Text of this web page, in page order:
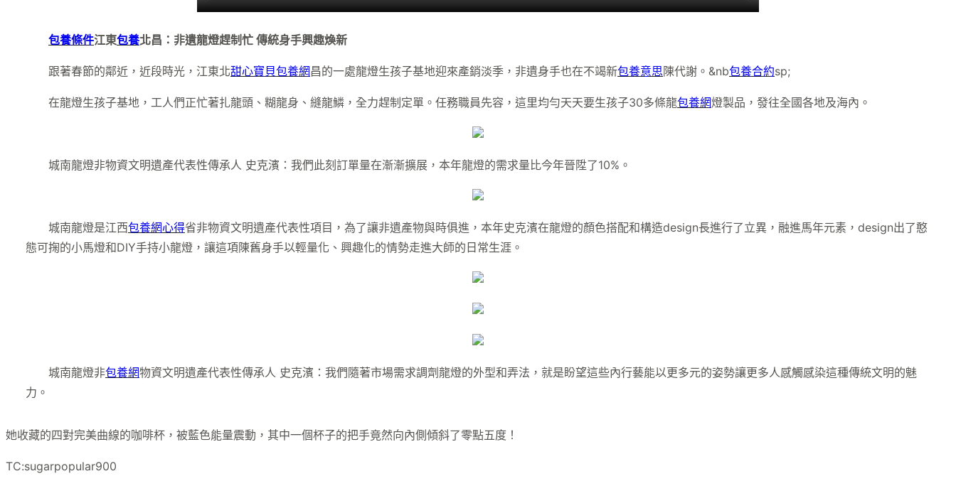
包養條件江東包養北昌：非遺龍燈趕制忙 傳統身手興趣煥新
跟著春節的鄰近，近段時光，江東北甜心寶貝包養網昌的一處龍燈生孩子基地迎來產銷淡季，非遺身手也在不竭新包養意思陳代謝。&nb包養合約sp;
在龍燈生孩子基地，工人們正忙著扎龍頭、糊龍身、縫龍鱗，全力趕制定單。任務職員先容，這里均勻天天要生孩子30多條龍包養網燈製品，發往全國各地及海內。
城南龍燈非物資文明遺產代表性傳承人 史克濱：我們此刻訂單量在漸漸擴展，本年龍燈的需求量比今年晉陞了10%。
城南龍燈是江西包養網心得省非物資文明遺產代表性項目，為了讓非遺產物與時俱進，本年史克濱在龍燈的顏色搭配和構造design長進行了立異，融進馬年元素，design出了憨
態可掬的小馬燈和DIY手持小龍燈，讓這項陳舊身手以輕量化、興趣化的情勢走進大師的日常生涯。
城南龍燈非包養網物資文明遺產代表性傳承人 史克濱：我們隨著市場需求調劑龍燈的外型和弄法，就是盼望這些內行藝能以更多元的姿勢讓更多人感觸感染這種傳統文明的魅
力。
她收藏的四對完美曲線的咖啡杯，被藍色能量震動，其中一個杯子的把手竟然向內側傾斜了零點五度！
TC:sugarpopular900